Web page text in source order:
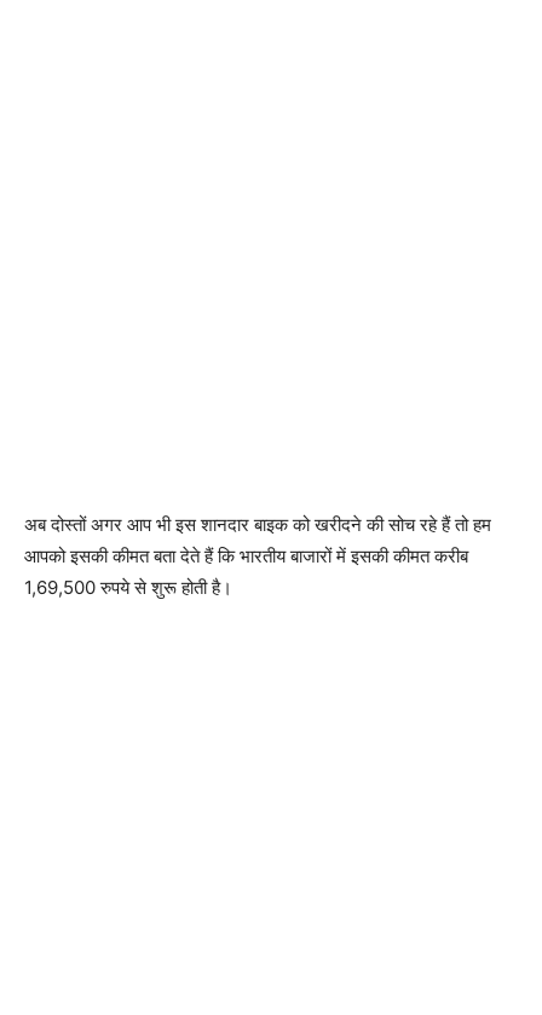
अब दोस्तों अगर आप भी इस शानदार बाइक को खरीदने की सोच रहे हैं तो हम
आपको इसकी कीमत बता देते हैं कि भारतीय बाजारों में इसकी कीमत करीब
1,69,500 रुपये से शुरू होती है।